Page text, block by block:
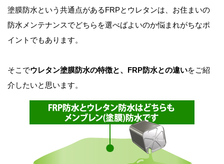
塗膜防水という共通点があるFRPとウレタンは、お住まいの
防水メンテナンスでどちらを選べばよいのか悩まれがちなポ
イントでもあります。
そこでウレタン塗膜防水の特徴と、FRP防水との違いをご紹
介したいと思います。